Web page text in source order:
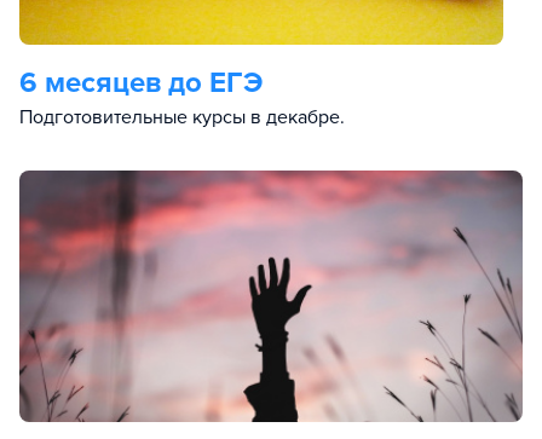
6 месяцев до ЕГЭ
Подготовительные курсы в декабре.